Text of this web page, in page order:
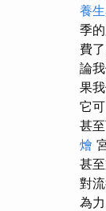
養
季
費
論
果
它
甚
燴
甚
對
為